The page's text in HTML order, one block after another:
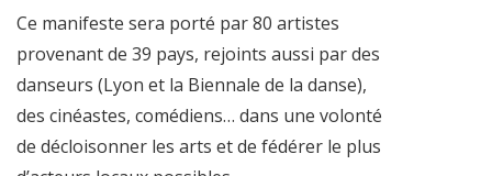
Ce manifeste sera porté par 80 artistes
provenant de 39 pays, rejoints aussi par des
danseurs (Lyon et la Biennale de la danse),
des cinéastes, comédiens… dans une volonté
de décloisonner les arts et de fédérer le plus